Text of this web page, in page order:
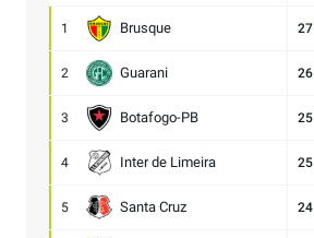
1 Brusque 27
2 Guarani 26
3 Botafogo-PB 25
4 Inter de Limeira 25
5 Santa Cruz 24